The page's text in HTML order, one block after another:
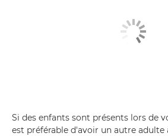
Si des enfants sont présents lors de
est préférable d'avoir un autre